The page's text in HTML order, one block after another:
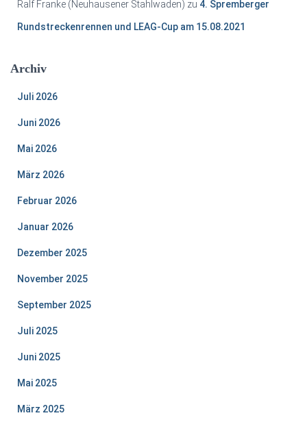
Ralf Franke (Neuhausener Stahlwaden) zu 4. Spremberger
Rundstreckenrennen und LEAG-Cup am 15.08.2021
Archiv
Juli 2026
Juni 2026
Mai 2026
März 2026
Februar 2026
Januar 2026
Dezember 2025
November 2025
September 2025
Juli 2025
Juni 2025
Mai 2025
März 2025